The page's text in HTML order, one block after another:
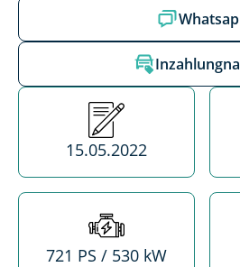
Erstzulassung
15.05.2022
Leistung
721 PS / 530 kW